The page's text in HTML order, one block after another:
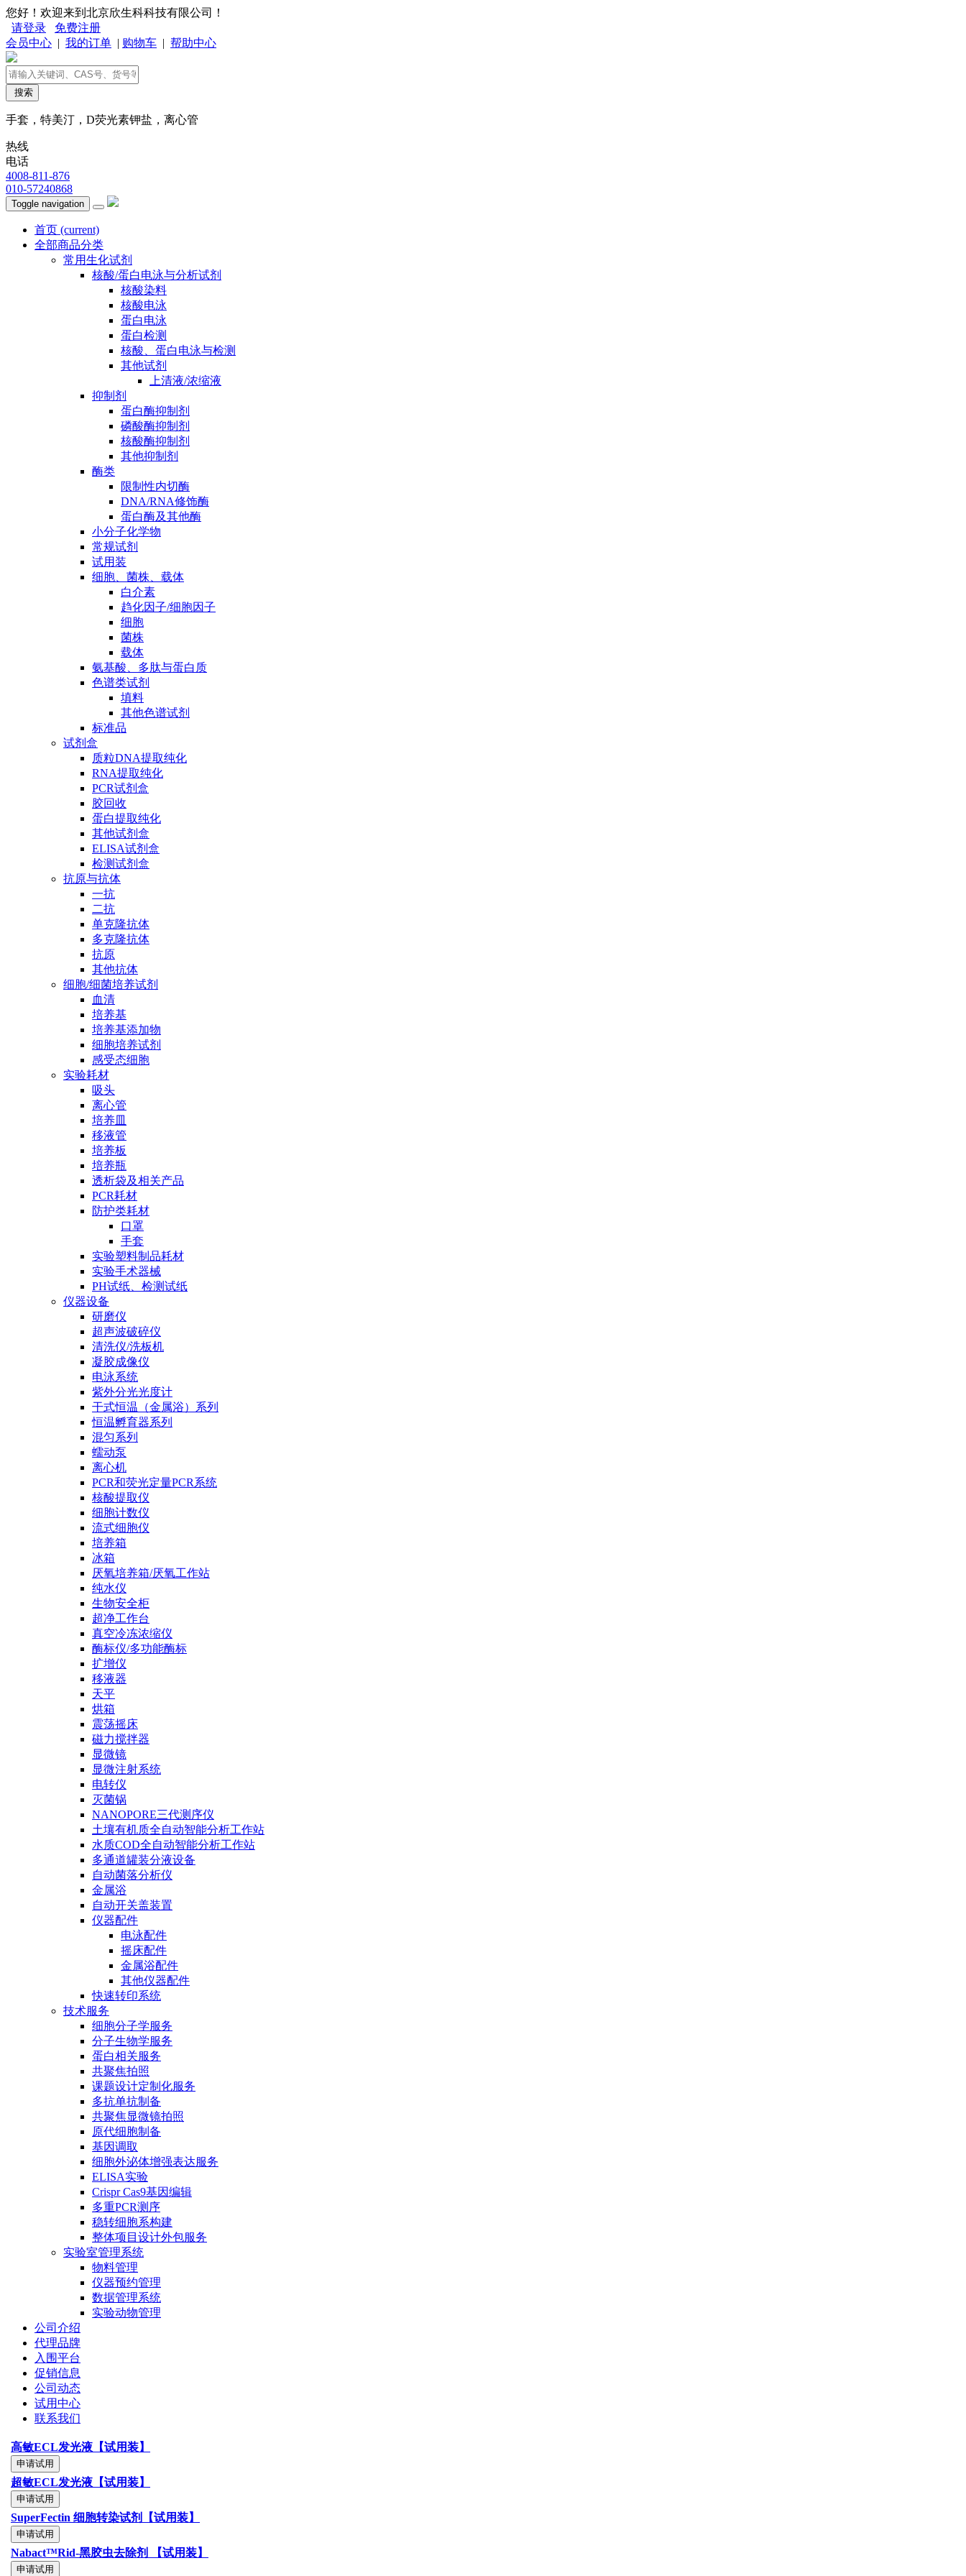
您好！欢迎来到北京欣生科科技有限公司！
请登录
免费注册
会员中心 | 我的订单 | 购物车 | 帮助中心
搜索
手套，特美汀，D荧光素钾盐，离心管
热线
电话
4008-811-876
010-57240868
Toggle navigation
首页 (current)
全部商品分类
常用生化试剂
核酸/蛋白电泳与分析试剂
核酸染料
核酸电泳
蛋白电泳
蛋白检测
核酸、蛋白电泳与检测
其他试剂
上清液/浓缩液
抑制剂
蛋白酶抑制剂
磷酸酶抑制剂
核酸酶抑制剂
其他抑制剂
酶类
限制性内切酶
DNA/RNA修饰酶
蛋白酶及其他酶
小分子化学物
常规试剂
试用装
细胞、菌株、载体
白介素
趋化因子/细胞因子
细胞
菌株
载体
氨基酸、多肽与蛋白质
色谱类试剂
填料
其他色谱试剂
标准品
试剂盒
质粒DNA提取纯化
RNA提取纯化
PCR试剂盒
胶回收
蛋白提取纯化
其他试剂盒
ELISA试剂盒
检测试剂盒
抗原与抗体
一抗
二抗
单克隆抗体
多克隆抗体
抗原
其他抗体
细胞/细菌培养试剂
血清
培养基
培养基添加物
细胞培养试剂
感受态细胞
实验耗材
吸头
离心管
培养皿
移液管
培养板
培养瓶
透析袋及相关产品
PCR耗材
防护类耗材
口罩
手套
实验塑料制品耗材
实验手术器械
PH试纸、检测试纸
仪器设备
研磨仪
超声波破碎仪
清洗仪/洗板机
凝胶成像仪
电泳系统
紫外分光光度计
干式恒温（金属浴）系列
恒温孵育器系列
混匀系列
蠕动泵
离心机
PCR和荧光定量PCR系统
核酸提取仪
细胞计数仪
流式细胞仪
培养箱
冰箱
厌氧培养箱/厌氧工作站
纯水仪
生物安全柜
超净工作台
真空冷冻浓缩仪
酶标仪/多功能酶标
扩增仪
移液器
天平
烘箱
震荡摇床
磁力搅拌器
显微镜
显微注射系统
电转仪
灭菌锅
NANOPORE三代测序仪
土壤有机质全自动智能分析工作站
水质COD全自动智能分析工作站
多通道罐装分液设备
自动菌落分析仪
金属浴
自动开关盖装置
仪器配件
电泳配件
摇床配件
金属浴配件
其他仪器配件
快速转印系统
技术服务
细胞分子学服务
分子生物学服务
蛋白相关服务
共聚焦拍照
课题设计定制化服务
多抗单抗制备
共聚焦显微镜拍照
原代细胞制备
基因调取
细胞外泌体增强表达服务
ELISA实验
Crispr Cas9基因编辑
多重PCR测序
稳转细胞系构建
整体项目设计外包服务
实验室管理系统
物料管理
仪器预约管理
数据管理系统
实验动物管理
公司介绍
代理品牌
入围平台
促销信息
公司动态
试用中心
联系我们
高敏ECL发光液【试用装】
申请试用
超敏ECL发光液【试用装】
申请试用
SuperFectin 细胞转染试剂【试用装】
申请试用
Nabact™Rid-黑胶虫去除剂 【试用装】
申请试用